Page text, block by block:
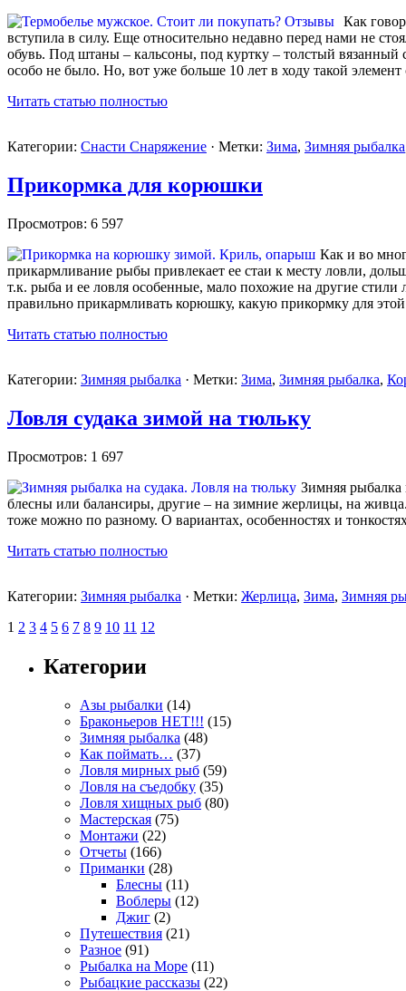
Как
вступила в силу. Еще относительно недавно перед нами не
обувь. Под штаны – кальсоны, под куртку – толстый
особо не было. Но, вот уже больше 10 лет в ходу такой
Читать статью полностью
Категории: Снасти Снаряжение · Метки: Зима, Зимняя рыбалка
Прикормка для корюшки
Просмотров: 6 597
Как и во
прикармливание рыбы привлекает ее стаи к месту ловли,
т.к. рыба и ее ловля особенные, мало похожие на другие
правильно прикармливать корюшку, какую прикормку для
Читать статью полностью
Категории: Зимняя рыбалка · Метки: Зима, Зимняя рыбалка,
Ловля судака зимой на тюльку
Просмотров: 1 697
Зимняя рыбалка
блесны или балансиры, другие – на зимние жерлицы, на
тоже можно по разному. О вариантах, особенностях и
Читать статью полностью
Категории: Зимняя рыбалка · Метки: Жерлица, Зима, Зимняя
1 2 3 4 5 6 7 8 9 10 11 12
Категории
Азы рыбалки (14)
Браконьеров НЕТ!!! (15)
Зимняя рыбалка (48)
Как поймать… (37)
Ловля мирных рыб (59)
Ловля на съедобку (35)
Ловля хищных рыб (80)
Мастерская (75)
Монтажи (22)
Отчеты (166)
Приманки (28)
Блесны (11)
Воблеры (12)
Джиг (2)
Путешествия (21)
Разное (91)
Рыбалка на Море (11)
Рыбацкие рассказы (22)